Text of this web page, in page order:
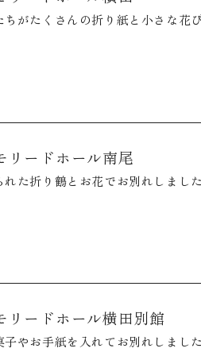
ちがたくさんの折り紙と小さな花
リードホール南尾
た折り鶴とお花でお別れしました
リードホール横田別館
やお手紙を入れてお別れしました